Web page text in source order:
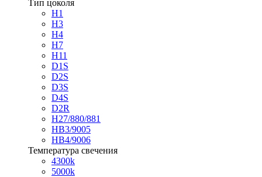
Тип цоколя
H1
H3
H4
H7
H11
D1S
D2S
D3S
D4S
D2R
H27/880/881
HB3/9005
HB4/9006
Температура свечения
4300k
5000k